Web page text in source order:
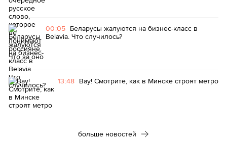
00:05 Беларусы жалуются на бизнес-класс в
Belavia. Что случилось?
13:48 Вау! Смотрите, как в Минске строят метро
больше новостей